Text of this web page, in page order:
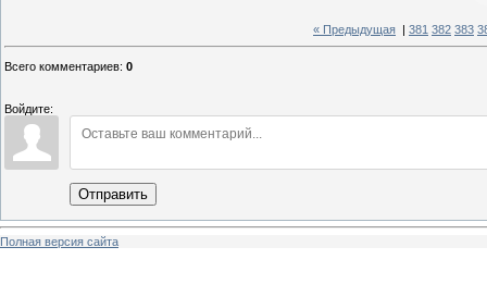
« Предыдущая 381 382 383
Всего комментариев: 0
Войдите:
Отправить
Полная версия сайта